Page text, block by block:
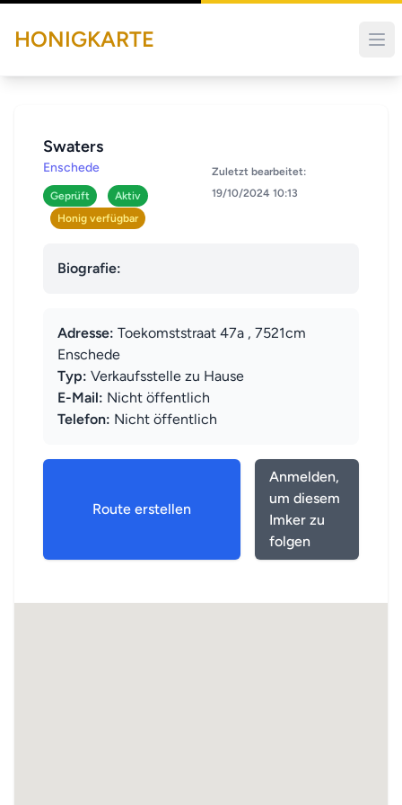
HONIGKARTE
Swaters
Enschede
Geprüft
Aktiv
Honig verfügbar
Zuletzt bearbeitet:
19/10/2024 10:13
Biografie:
Adresse: Toekomststraat 47a , 7521cm
Enschede
Typ: Verkaufsstelle zu Hause
E-Mail: Nicht öffentlich
Telefon: Nicht öffentlich
Route erstellen
Anmelden,
um diesem
Imker zu
folgen